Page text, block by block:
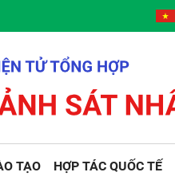
TẠO HỢP TÁC QUỐC TẾ